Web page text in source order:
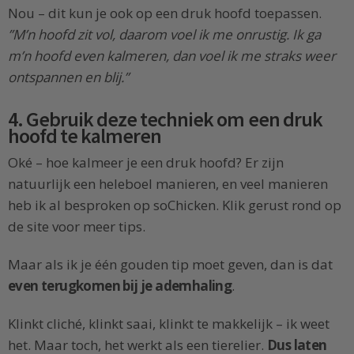
Nou – dit kun je ook op een druk hoofd toepassen.
”M’n hoofd zit vol, daarom voel ik me onrustig. Ik ga
m’n hoofd even kalmeren, dan voel ik me straks weer
ontspannen en blij.”
4. Gebruik deze techniek om een druk
hoofd te kalmeren
Oké – hoe kalmeer je een druk hoofd? Er zijn
natuurlijk een heleboel manieren, en veel manieren
heb ik al besproken op soChicken. Klik gerust rond op
de site voor meer tips.
Maar als ik je één gouden tip moet geven, dan is dat
even terugkomen bij je ademhaling.
Klinkt cliché, klinkt saai, klinkt te makkelijk – ik weet
het. Maar toch, het werkt als een tierelier. Dus laten